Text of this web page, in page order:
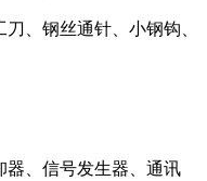
、钢丝通针、小钢钩、
器、信号发生器、通讯